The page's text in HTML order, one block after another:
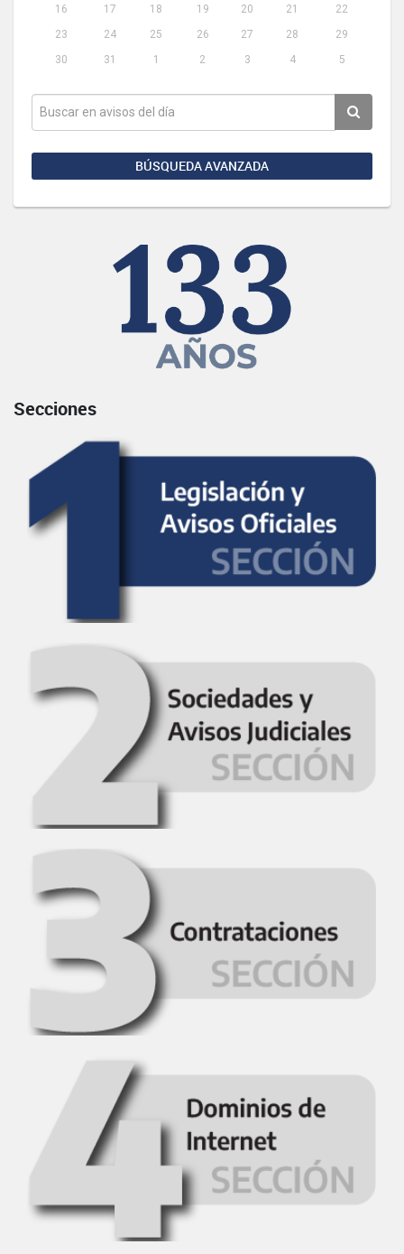
16
17 18 19 20 21
22
23
24 25 26 27 28
29
30
31 1 2 3 4 5
BÚSQUEDA AVANZADA
Secciones